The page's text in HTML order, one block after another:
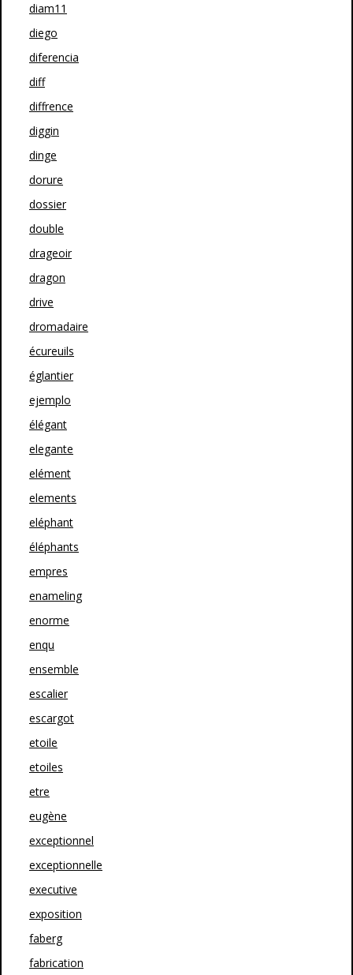
diam11
diego
diferencia
diff
diffrence
diggin
dinge
dorure
dossier
double
drageoir
dragon
drive
dromadaire
écureuils
églantier
ejemplo
élégant
elegante
elément
elements
eléphant
éléphants
empres
enameling
enorme
enqu
ensemble
escalier
escargot
etoile
etoiles
etre
eugène
exceptionnel
exceptionnelle
executive
exposition
faberg
fabrication